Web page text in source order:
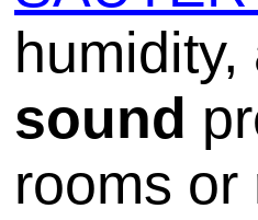
sound
rooms or